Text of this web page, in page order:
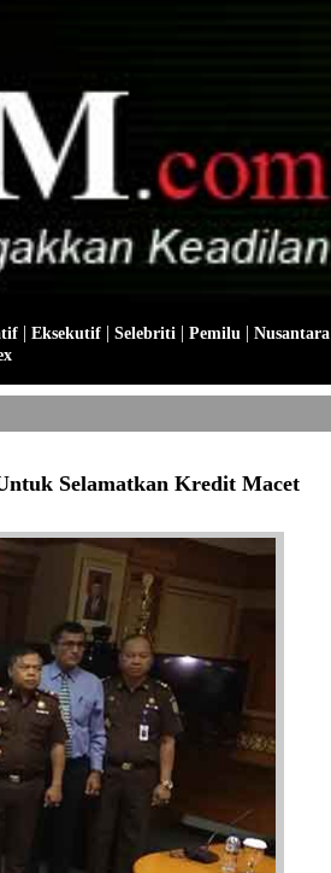
| Eksekutif | Selebriti | Pemilu | Nusantara
Selamatkan Kredit Macet